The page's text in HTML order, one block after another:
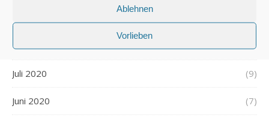
Ablehnen
Vorlieben
August 2020 (7)
Juli 2020 (9)
Juni 2020 (7)